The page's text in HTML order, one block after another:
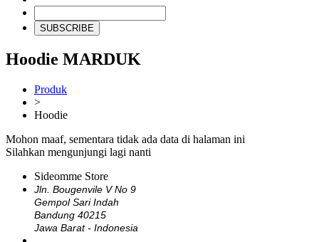
SUBSCRIBE
Hoodie MARDUK
Produk
>
Hoodie
Mohon maaf, sementara tidak ada data di halaman ini
Silahkan mengunjungi lagi nanti
Sideomme Store
Jln. Bougenvile V No 9
Gempol Sari Indah
Bandung 40215
Jawa Barat - Indonesia